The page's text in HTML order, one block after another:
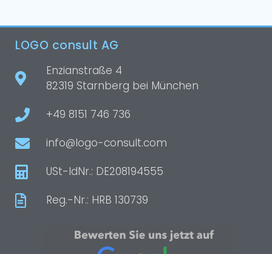
LOGO consult AG
Enzianstraße 4
82319 Starnberg bei München
+49 8151 746 736
info@logo-consult.com
USt-IdNr.: DE208194555
Reg.-Nr.: HRB 130739